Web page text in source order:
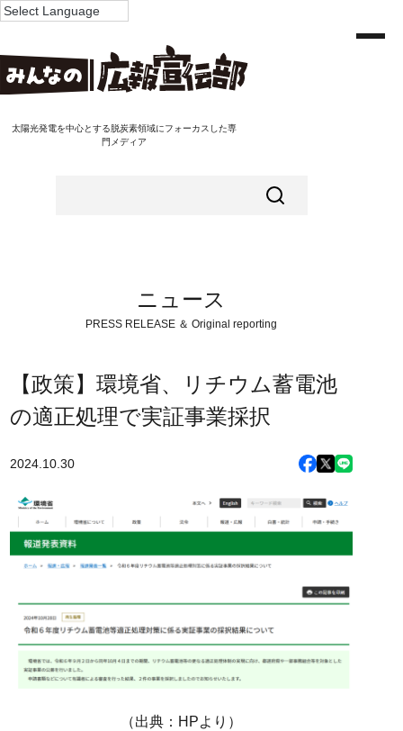
太陽光発電を中心とする脱炭素領域にフォーカスした専
門メディア
ニュース
PRESS RELEASE ＆ Original reporting
【政策】環境省、リチウム蓄電池
の適正処理で実証事業採択
2024.10.30
（出典：HPより）